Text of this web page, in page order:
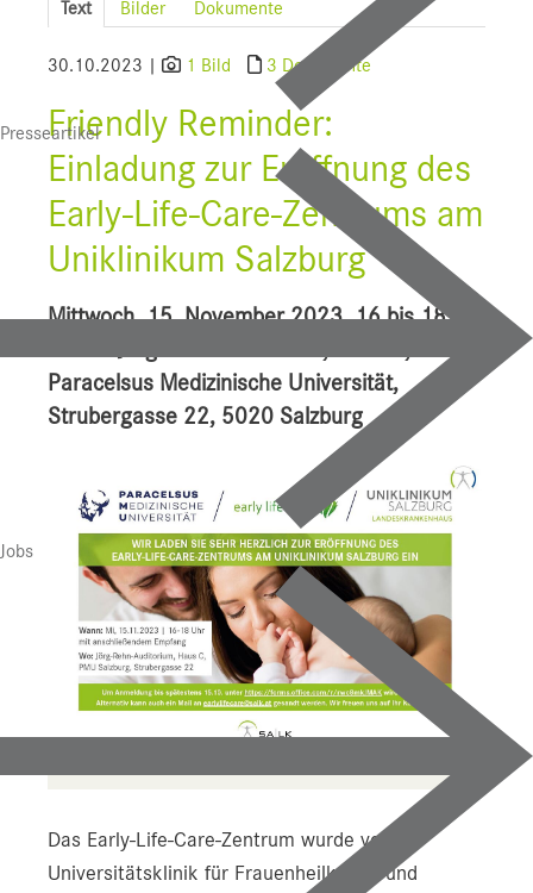
Presseartikel
Jobs
UI f. Sportmedizin
Downloads
Pressekontakt
Text Bilder Dokumente
30.10.2023 | 1 Bild 3 Dokumente
Friendly Reminder:
Einladung zur Eröffnung des
Early-Life-Care-Zentrums am
Uniklinikum Salzburg
Mittwoch, 15. November 2023, 16 bis 18
Paracelsus Medizinische Universität,
Strubergasse 22, 5020 Salzburg
Das Early-Life-Care-Zentrum wurde von der
Universitätsklinik für Frauenheilkunde und